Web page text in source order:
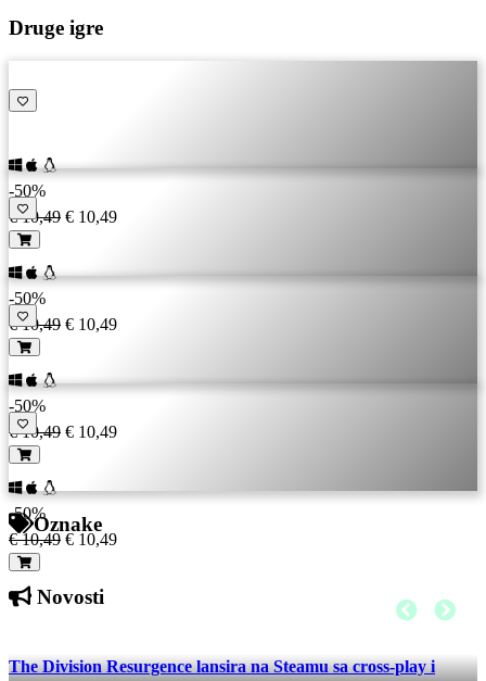
Druge igre
-50%
€ 10,49 € 10,49
-50%
€ 10,49 € 10,49
-50%
€ 10,49 € 10,49
-50%
€ 10,49 € 10,49
Oznake
Novosti
The Division Resurgence lansira na Steamu sa cross-play i